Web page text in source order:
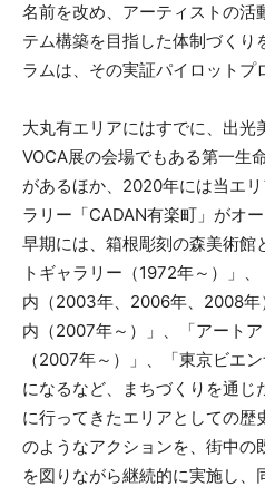
名前を改め、アーティストの活
テム構築を目指した体制づく
ラムは、その実証パイロットプ
大丸有エリアにはすでに、出光
VOCA展の会場でもある第一生
があるほか、2020年には当エ
ラリー「CADAN有楽町」がオ
早期には、箱根彫刻の森美術館
トギャラリー（1972年～）」
内（2003年、2006年、2008年
内（2007年～）」、「アート
（2007年～）」、「東京ビエ
になるなど、まちづくりを通じ
に行ってきたエリアとしての歴
のようなアクションを、街中の
を図りながら継続的に実施し